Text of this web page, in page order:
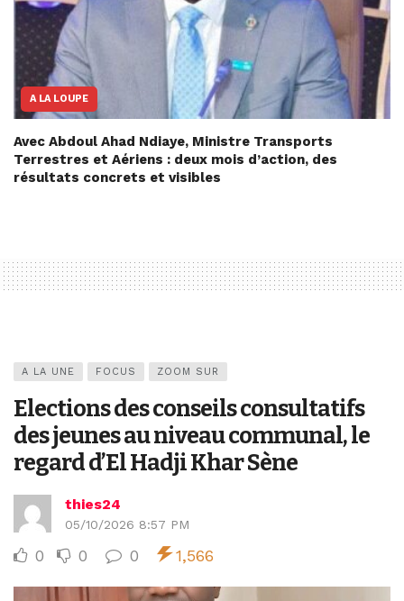
A LA LOUPE
Avec Abdoul Ahad Ndiaye, Ministre Transports
Terrestres et Aériens : deux mois d’action, des
résultats concrets et visibles
A LA UNE FOCUS ZOOM SUR
Elections des conseils consultatifs
des jeunes au niveau communal, le
regard d’El Hadji Khar Sène
thies24
05/10/2026 8:57 PM
0 0 0 1,566